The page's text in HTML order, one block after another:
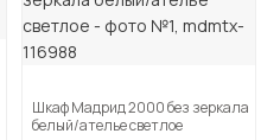
Шкаф Мадрид 2000 без зеркала
белый/ателье светлое